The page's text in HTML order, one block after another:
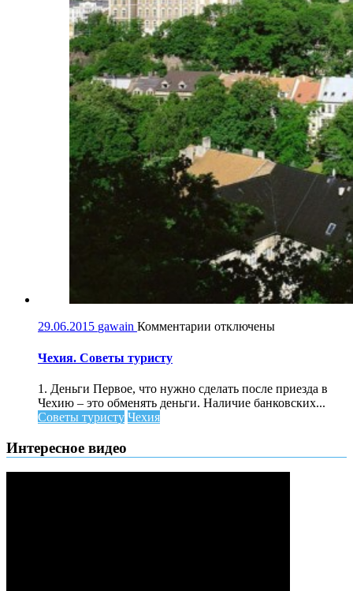
29.06.2015 gawain Комментарии котключены
Чехия. Советы туристу
1. Деньги Первое, что нужно сделать после приезда в
Чехию – это обменять деньги. Наличие банковских...
Советы туристу Чехия
Интересное видео